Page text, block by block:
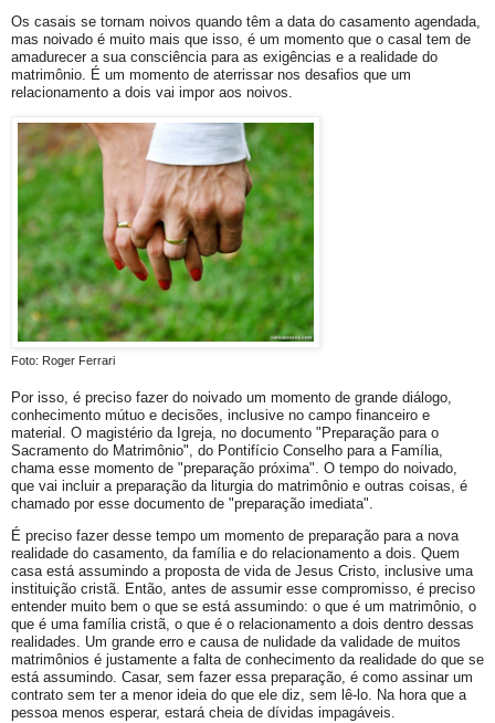
Os casais se tornam noivos quando têm a data do casamento agendada,
mas noivado é muito mais que isso, é um momento que o casal tem de
amadurecer a sua consciência para as exigências e a realidade do
matrimônio. É um momento de aterrissar nos desafios que um
relacionamento a dois vai impor aos noivos.
Foto: Roger Ferrari
Por isso, é preciso fazer do noivado um momento de grande diálogo,
conhecimento mútuo e decisões, inclusive no campo financeiro e
material. O magistério da Igreja, no documento "Preparação para o
Sacramento do Matrimônio", do Pontifício Conselho para a Família,
chama esse momento de "preparação próxima". O tempo do noivado,
que vai incluir a preparação da liturgia do matrimônio e outras coisas, é
chamado por esse documento de "preparação imediata".
É preciso fazer desse tempo um momento de preparação para a nova
realidade do casamento, da família e do relacionamento a dois. Quem
casa está assumindo a proposta de vida de Jesus Cristo, inclusive uma
instituição cristã. Então, antes de assumir esse compromisso, é preciso
entender muito bem o que se está assumindo: o que é um matrimônio, o
que é uma família cristã, o que é o relacionamento a dois dentro dessas
realidades. Um grande erro e causa de nulidade da validade de muitos
matrimônios é justamente a falta de conhecimento da realidade do que se
está assumindo. Casar, sem fazer essa preparação, é como assinar um
contrato sem ter a menor ideia do que ele diz, sem lê-lo. Na hora que a
pessoa menos esperar, estará cheia de dívidas impagáveis.